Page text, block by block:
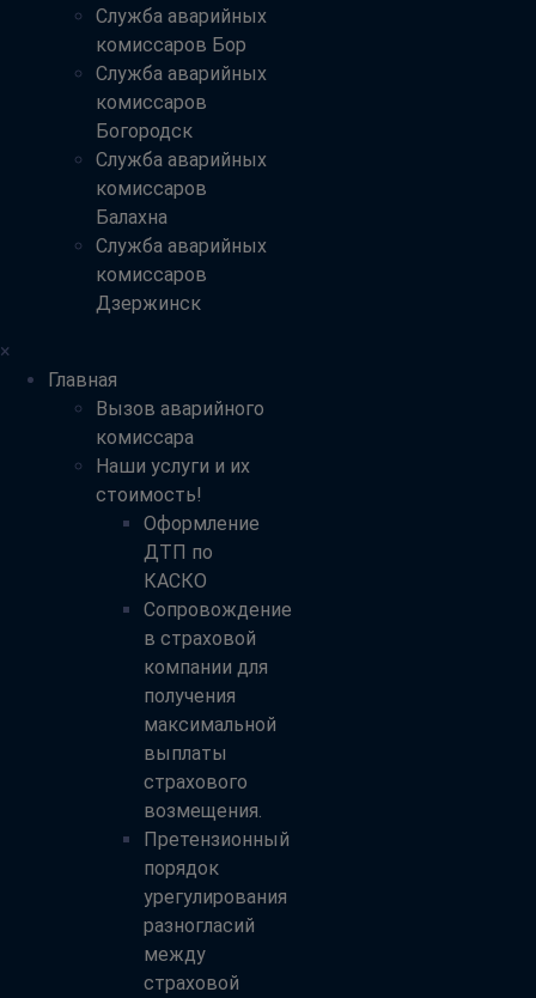
Служба аварийных
комиссаров Бор
Служба аварийных
комиссаров
Богородск
Служба аварийных
комиссаров
Балахна
Служба аварийных
комиссаров
Дзержинск
×
Главная
Вызов аварийного
комиссара
Наши услуги и их
стоимость!
Оформление
ДТП по
КАСКО
Сопровождение
в страховой
компании для
получения
максимальной
выплаты
страхового
возмещения.
Претензионный
порядок
урегулирования
разногласий
между
страховой